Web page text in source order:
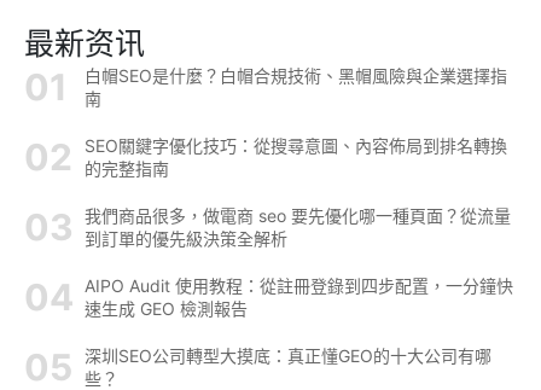
最新资讯
白帽SEO是什麼？白帽合規技術、黑帽風險與企業選擇指
南
SEO關鍵字優化技巧：從搜尋意圖、內容佈局到排名轉換
的完整指南
我們商品很多，做電商 seo 要先優化哪一種頁面？從流量
到訂單的優先級決策全解析
AIPO Audit 使用教程：從註冊登錄到四步配置，一分鐘快
速生成 GEO 檢測報告
深圳SEO公司轉型大摸底：真正懂GEO的十大公司有哪
些？